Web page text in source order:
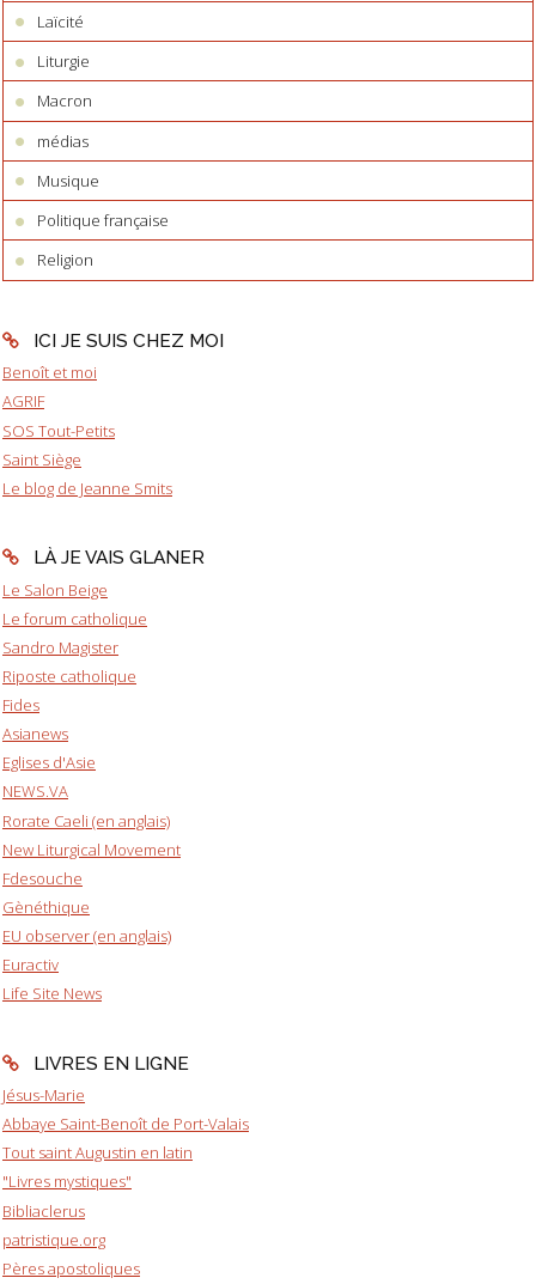
Laïcité
Liturgie
Macron
médias
Musique
Politique française
Religion
ICI JE SUIS CHEZ MOI
Benoît et moi
AGRIF
SOS Tout-Petits
Saint Siège
Le blog de Jeanne Smits
LÀ JE VAIS GLANER
Le Salon Beige
Le forum catholique
Sandro Magister
Riposte catholique
Fides
Asianews
Eglises d'Asie
NEWS.VA
Rorate Caeli (en anglais)
New Liturgical Movement
Fdesouche
Gènéthique
EU observer (en anglais)
Euractiv
Life Site News
LIVRES EN LIGNE
Jésus-Marie
Abbaye Saint-Benoît de Port-Valais
Tout saint Augustin en latin
"Livres mystiques"
Bibliaclerus
patristique.org
Pères apostoliques